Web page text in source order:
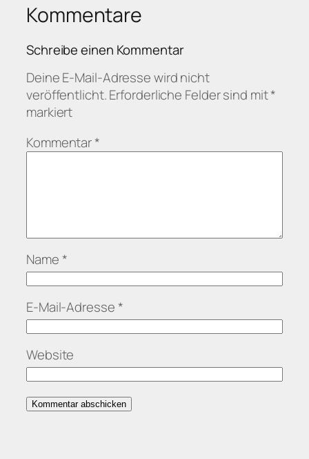
Kommentare
Schreibe einen Kommentar
Deine E-Mail-Adresse wird nicht
veröffentlicht.Erforderliche Felder sind mit*
markiert
Kommentar*
Name *
E-Mail-Adresse *
Website